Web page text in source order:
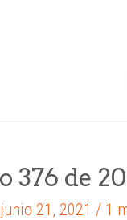
de
junio 21, 2021 / 1